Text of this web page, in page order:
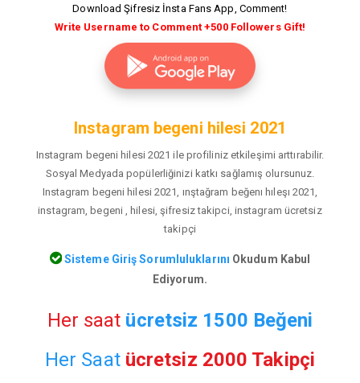
Download Şifresiz İnsta Fans App, Comment!
Write Username to Comment +500 Followers Gift!
Instagram begeni hilesi 2021
Instagram begeni hilesi 2021 ile profiliniz etkileşimi arttırabilir.
Sosyal Medyada popülerliğinizi katkı sağlamış olursunuz.
Instagram begeni hilesi 2021, ınştağram beğenı hıleşı 2021,
instagram, begeni , hilesi, şifresiz takipci, instagram ücretsiz
takipçi
Sisteme Giriş Sorumluluklarını Okudum Kabul
Ediyorum.
Her saat ücretsiz 1500 Beğeni
Her Saat ücretsiz 2000 Takipçi